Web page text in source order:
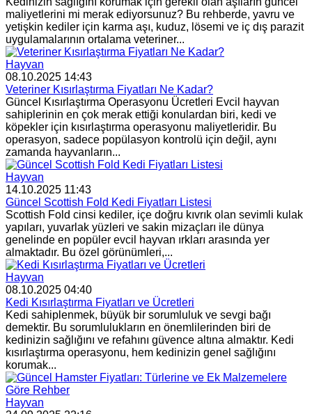
maliyetlerini mi merak ediyorsunuz? Bu rehberde, yavru ve
yetişkin kediler için karma aşı, kuduz, lösemi ve iç dış parazit
uygulamalarının ortalama veteriner...
Hayvan
08.10.2025 14:43
Veteriner Kısırlaştırma Fiyatları Ne Kadar?
Güncel Kısırlaştırma Operasyonu Ücretleri Evcil hayvan
sahiplerinin en çok merak ettiği konulardan biri, kedi ve
köpekler için kısırlaştırma operasyonu maliyetleridir. Bu
operasyon, sadece popülasyon kontrolü için değil, aynı
zamanda hayvanların...
Hayvan
14.10.2025 11:43
Güncel Scottish Fold Kedi Fiyatları Listesi
Scottish Fold cinsi kediler, içe doğru kıvrık olan sevimli kulak
yapıları, yuvarlak yüzleri ve sakin mizaçları ile dünya
genelinde en popüler evcil hayvan ırkları arasında yer
almaktadır. Bu özel görünümleri,...
Hayvan
08.10.2025 04:40
Kedi Kısırlaştırma Fiyatları ve Ücretleri
Kedi sahiplenmek, büyük bir sorumluluk ve sevgi bağı
demektir. Bu sorumlulukların en önemlilerinden biri de
kedinizin sağlığını ve refahını güvence altına almaktır. Kedi
kısırlaştırma operasyonu, hem kedinizin genel sağlığını
korumak...
Hayvan